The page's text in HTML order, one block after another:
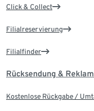
Click & Collect
Filialreservierung
Filialfinder
Rücksendung &
Kostenlose Rückgabe /